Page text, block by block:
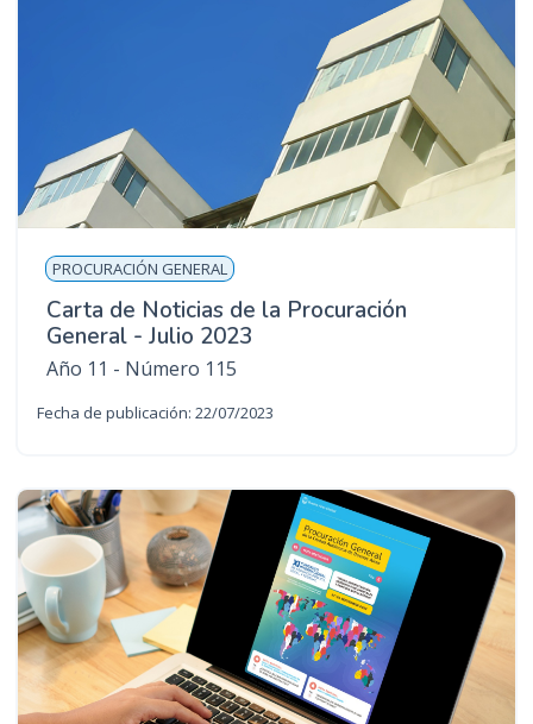
PROCURACIÓN GENERAL
Carta de Noticias de la Procuración
General - Julio 2023
Año 11 - Número 115
Fecha de publicación: 22/07/2023